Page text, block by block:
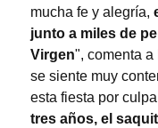
mucha fe y alegría,
junto a miles de
Virgen", comenta
se siente muy
esta fiesta por
tres años, el